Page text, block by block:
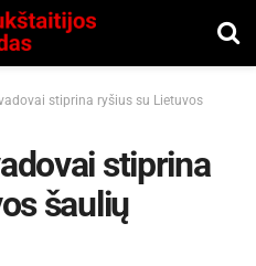
stiprina ryšius su Lietuvos
stiprina
šaulių